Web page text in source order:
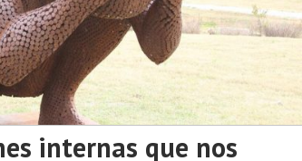
internas que nos